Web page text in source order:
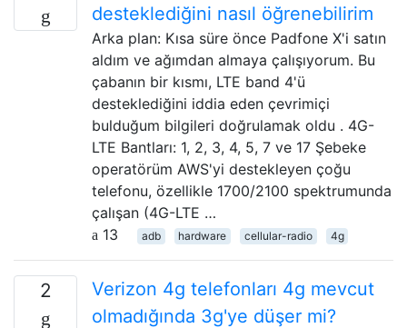
desteklediğini nasıl öğrenebilirim
Arka plan: Kısa süre önce Padfone X'i satın
aldım ve ağımdan almaya çalışıyorum. Bu
çabanın bir kısmı, LTE band 4'ü
desteklediğini iddia eden çevrimiçi
bulduğum bilgileri doğrulamak oldu . 4G-
LTE Bantları: 1, 2, 3, 4, 5, 7 ve 17 Şebeke
operatörüm AWS'yi destekleyen çoğu
telefonu, özellikle 1700/2100 spektrumunda
çalışan (4G-LTE …
13
adb hardware cellular-radio 4g
2
Verizon 4g telefonları 4g mevcut
olmadığında 3g'ye düşer mi?